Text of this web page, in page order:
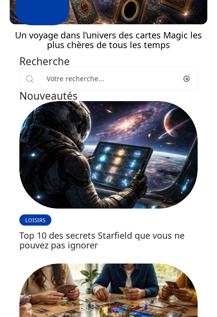
Un voyage dans l’univers des cartes Magic les
plus chères de tous les temps
Recherche
Nouveautés
LOISIRS
Top 10 des secrets Starfield que vous ne
pouvez pas ignorer